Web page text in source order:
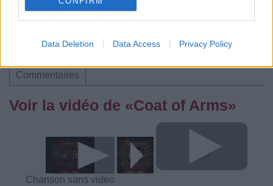
Data Deletion Data Access Privacy Policy
meilleur prix sur
Commentaires
Voir la vidéo de «Coat of Arms»
Chanson sans vidéo